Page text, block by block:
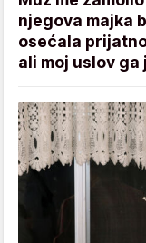
njegova majka
osećala
ali moj uslov ga